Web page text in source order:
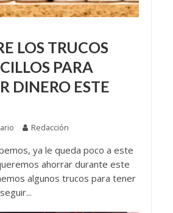
LOS TRUCOS
PARA
DINERO ESTE
Redacción
ya le queda poco a este
ahorrar durante este
algunos trucos para tener